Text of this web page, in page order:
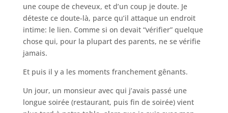
une coupe de cheveux, et d’un coup je doute. Je
déteste ce doute-là, parce qu’il attaque un endroit
intime: le lien. Comme si on devait “vérifier” quelque
chose qui, pour la plupart des parents, ne se vérifie
jamais.
Et puis il y a les moments franchement gênants.
Un jour, un monsieur avec qui j’avais passé une
longue soirée (restaurant, puis fin de soirée) vient